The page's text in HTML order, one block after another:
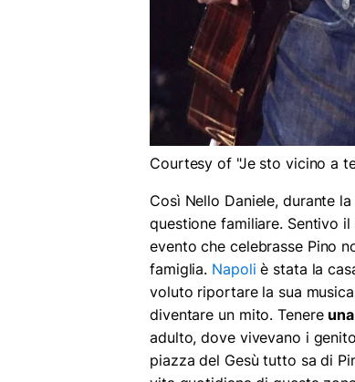
Courtesy of "Je sto vicino a
Così Nello Daniele, durante
questione familiare. Sentivo
evento che celebrasse Pino
famiglia. Napoli è stata la
voluto riportare la sua
diventare un mito. Tenere
adulto, dove vivevano i
piazza del Gesù tutto sa di